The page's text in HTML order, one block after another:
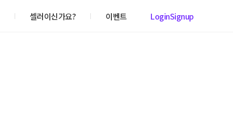
셀러이신가요? 이벤트 LoginSignup